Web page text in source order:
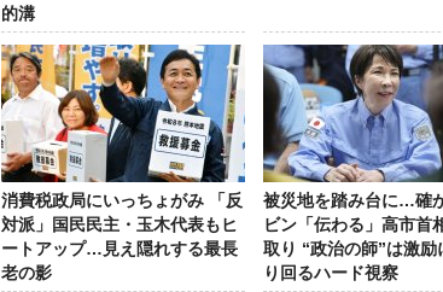
的溝
消費税政局にいっちょがみ 「反
対派」国民民主・玉木代表もヒ
ートアップ…見え隠れする最長
老の影
被災地を踏み台に…確
ビン「伝わる」高市首
取り “政治の師”は激励
り回るハード視察